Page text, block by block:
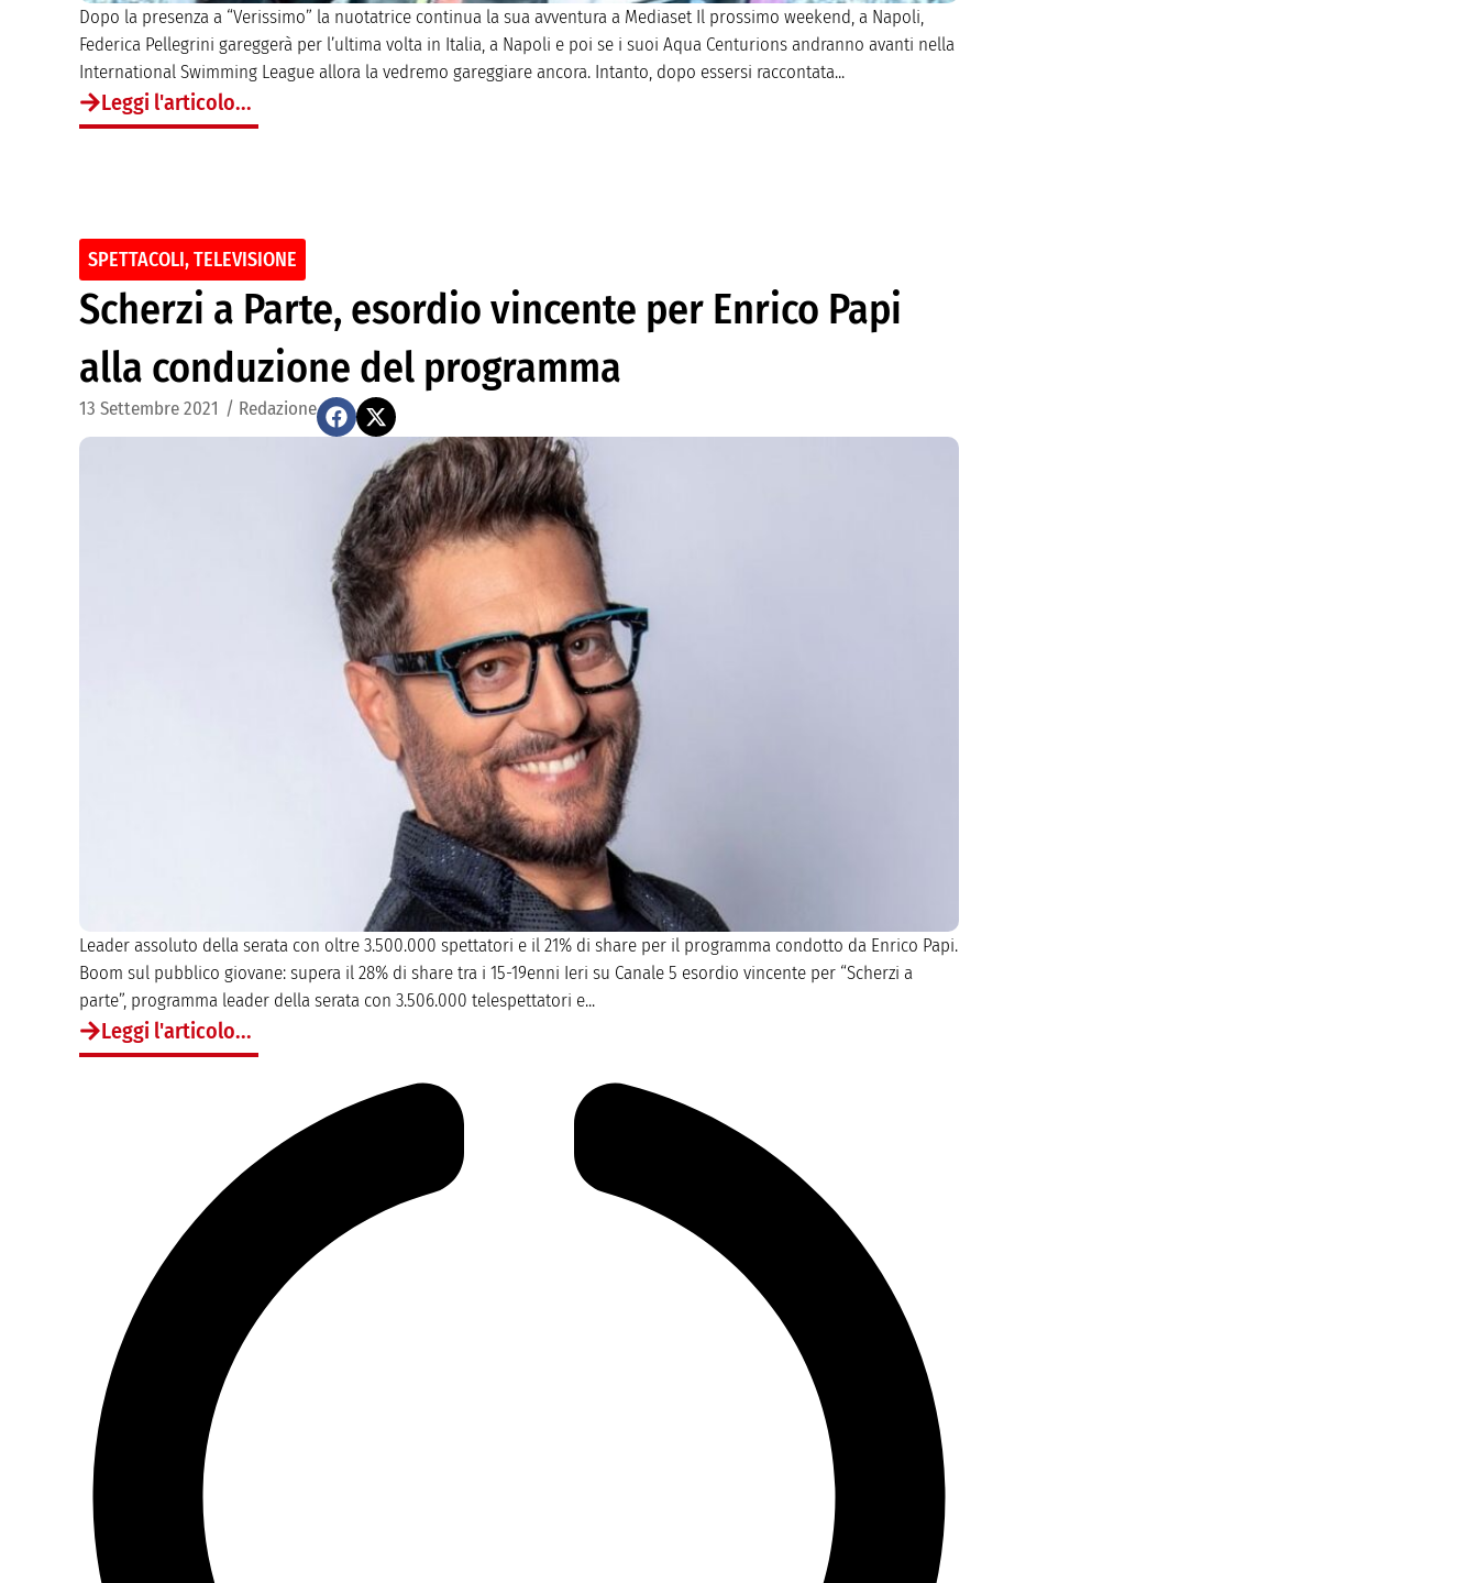
Dopo la presenza a “Verissimo” la nuotatrice continua la sua avventura a Mediaset Il prossimo weekend, a Napoli,
Federica Pellegrini gareggerà per l’ultima volta in Italia, a Napoli e poi se i suoi Aqua Centurions andranno avanti nella
International Swimming League allora la vedremo gareggiare ancora. Intanto, dopo essersi raccontata...
Leggi l'articolo...
SPETTACOLI,TELEVISIONE
Scherzi a Parte, esordio vincente per Enrico Papi
alla conduzione del programma
13 Settembre 2021 / Redazione
Leader assoluto della serata con oltre 3.500.000 spettatori e il 21% di share per il programma condotto da Enrico Papi.
Boom sul pubblico giovane: supera il 28% di share tra i 15-19enni Ieri su Canale 5 esordio vincente per “Scherzi a
parte”, programma leader della serata con 3.506.000 telespettatori e...
Leggi l'articolo...